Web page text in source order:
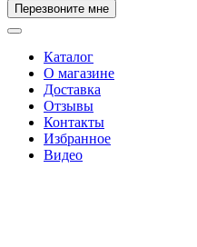
Перезвоните мне
Каталог
О магазине
Доставка
Отзывы
Контакты
Избранное
Видео